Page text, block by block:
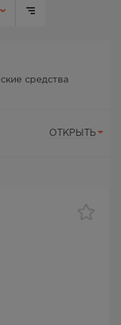
средства
ОТКРЫТЬ